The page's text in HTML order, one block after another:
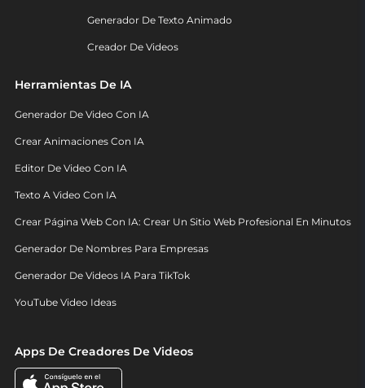
Generador De Texto Animado
Creador De Videos
Herramientas De IA
Generador De Video Con IA
Crear Animaciones Con IA
Editor De Video Con IA
Texto A Video Con IA
Crear Página Web Con IA: Crear Un Sitio Web Profesional En Minutos
Generador De Nombres Para Empresas
Generador De Videos IA Para TikTok
YouTube Video Ideas
Apps De Creadores De Videos